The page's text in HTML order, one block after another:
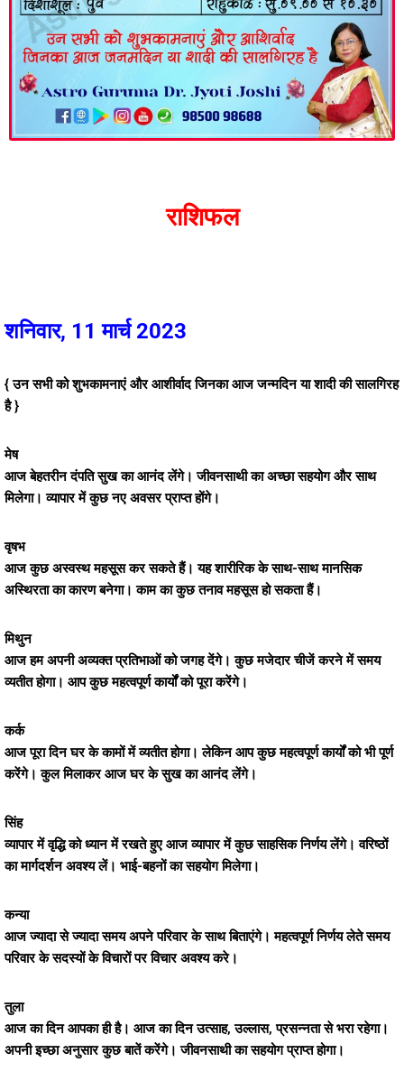
राशिफल
शनिवार, 11 मार्च 2023
{ उन सभी को शुभकामनाएं और आशीर्वाद जिनका आज जन्मदिन या शादी की सालगिरह
है }
मेष
आज बेहतरीन दंपति सुख का आनंद लेंगे। जीवनसाथी का अच्छा सहयोग और साथ
मिलेगा। व्यापार में कुछ नए अवसर प्राप्त होंगे।
वृषभ
आज कुछ अस्वस्थ महसूस कर सकते हैं। यह शारीरिक के साथ-साथ मानसिक
अस्थिरता का कारण बनेगा। काम का कुछ तनाव महसूस हो सकता हैं।
मिथुन
आज हम अपनी अव्यक्त प्रतिभाओं को जगह देंगे। कुछ मजेदार चीजें करने में समय
व्यतीत होगा। आप कुछ महत्वपूर्ण कार्यों को पूरा करेंगे।
कर्क
आज पूरा दिन घर के कामों में व्यतीत होगा। लेकिन आप कुछ महत्वपूर्ण कार्यों को भी पूर्ण
करेंगे। कुल मिलाकर आज घर के सुख का आनंद लेंगे।
सिंह
व्यापार में वृद्धि को ध्यान में रखते हुए आज व्यापार में कुछ साहसिक निर्णय लेंगे। वरिष्ठों
का मार्गदर्शन अवश्य लें। भाई-बहनों का सहयोग मिलेगा।
कन्या
आज ज्यादा से ज्यादा समय अपने परिवार के साथ बिताएंगे। महत्वपूर्ण निर्णय लेते समय
परिवार के सदस्यों के विचारों पर विचार अवश्य करे।
तुला
आज का दिन आपका ही है। आज का दिन उत्साह, उल्लास, प्रसन्नता से भरा रहेगा।
अपनी इच्छा अनुसार कुछ बातें करेंगे। जीवनसाथी का सहयोग प्राप्त होगा।